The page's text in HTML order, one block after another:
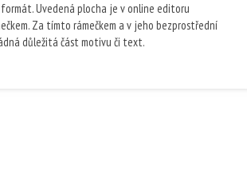
Uvedená plocha je v online editoru
Za tímto rámečkem a v jeho bezprostřední
důležitá část motivu či text.